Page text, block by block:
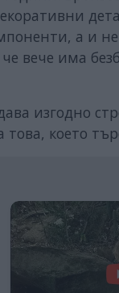
а и
вече има
изгодно
което